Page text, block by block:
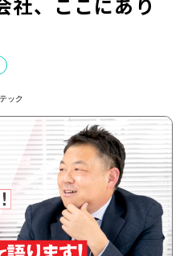
うだった？OBOG成功談
ー
振り返ってみた
今就活でやるべきこと
はインタツアー
ック